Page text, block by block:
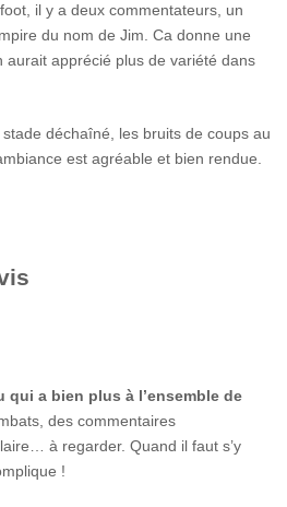
il y a deux commentateurs, un
du nom de Jim. Ca donne une
aurait apprécié plus de variété dans
déchaîné, les bruits de coups au
est agréable et bien rendue.
qui a bien plus à l’ensemble de
des commentaires
à regarder. Quand il faut s’y
!